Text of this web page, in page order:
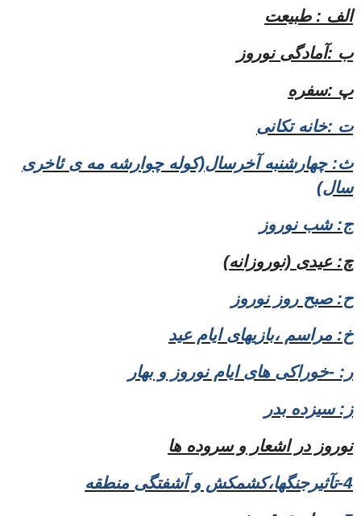
الف : طبیعت
ب :آمادگی نوروز
پ :سفره
ت :خانه تکانی
ث: چهارشنبه آخرسال(کوله چوارشه مه ی ئاخری
سال)
ج: شب نوروز
چ: عیدی (نوروزانه)
ح: صبح روز نوروز
خ: مراسم ،بازیهای ایام عید
ر: -خوراکی های ایام نوروز و بهار
ز: سیزده بدر
نوروز در اشعار و سروده ها
4-تآثیرجنگها،کشمکش و آشفتگی منطقه